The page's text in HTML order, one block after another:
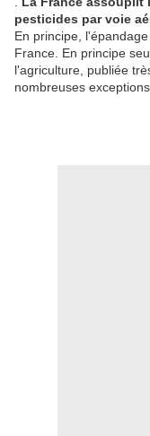
pesticides par voie
En principe,
France. En principe
l'agriculture, publiée
nombreuses exceptions.